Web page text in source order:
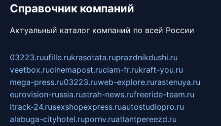
Справочник компаний
Актуальный каталог компаний по всей России
03223.ruufille.rukrasotata.ruprazdnikdushi.ru
veetbox.rucinemapost.ruciam-fr.rukraft-you.ru
mega-press.ru03223.ruweb-explore.rurastenuya.ru
eurovision-russia.rustrah-news.rufreeride-team.ru
itrack-24.rusexshopexpress.ruautostudiopro.ru
alabuga-cityhotel.rupornv.ruatlantpereezd.ru